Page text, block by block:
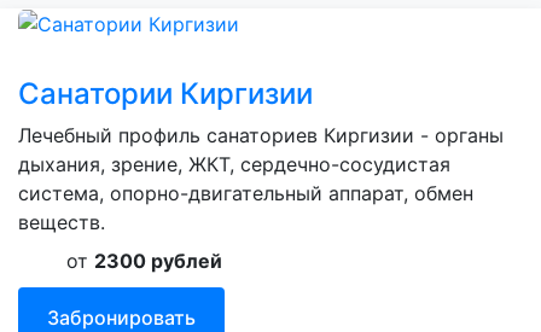
Санатории Киргизии
Лечебный профиль санаториев Киргизии - органы
дыхания, зрение, ЖКТ, сердечно-сосудистая
система, опорно-двигательный аппарат, обмен
веществ.
от 2300 рублей
Забронировать